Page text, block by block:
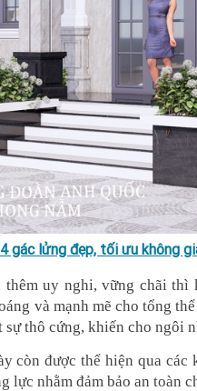
gác lửng đẹp, tối ưu không
uy nghi, vững chãi
và mạnh mẽ cho tổng
thô cứng, khiến cho ngôi
còn được thể hiện qua các
lực nhằm đảm bảo an toàn